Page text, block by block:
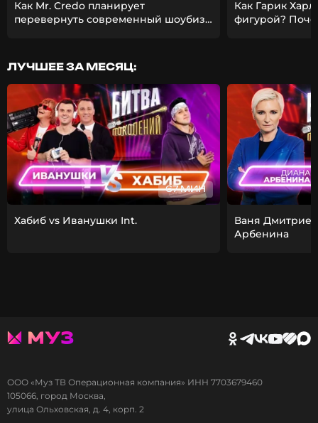
Как Mr. Credo планирует
перевернуть современный шоубиз?
Как Гарик
фигурой?
ЛУЧШЕЕ ЗА МЕСЯЦ:
67 МИН
Хабиб vs Иванушки Int.
Ваня
Арбенина
ООО «Муз ТВ Операционная компания» ИНН 7703679460
105066, город Москва,
улица Ольховская, д. 4, корп. 2